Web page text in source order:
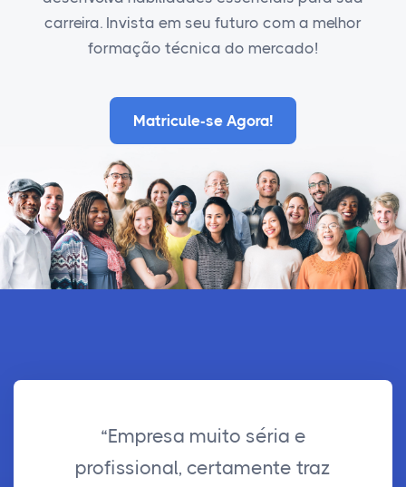
carreira. Invista em seu futuro com a melhor
formação técnica do mercado!
Matricule-se Agora!
“Empresa muito séria e
profissional, certamente traz